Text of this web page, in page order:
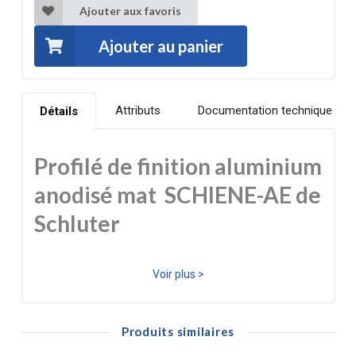
Ajouter aux favoris
Ajouter au panier
Détails Attributs Documentation technique
Profilé de finition aluminium
anodisé mat SCHIENE-AE de
Schluter
Le profilé de finition Schluter®-SCHIENE AE en aluminium
utilisé pour faire la jonction avec un autre type de
Voir plus >
Produits similaires